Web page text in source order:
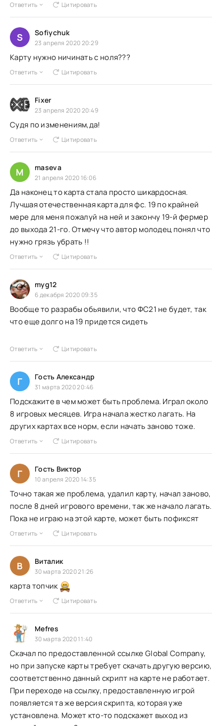
Ответить Цитировать
S Sofiychuk
23 апреля 2020 20:29
Карту нужно ничинать с ноля???
Ответить Цитировать
Fixer
23 апреля 2020 20:49
Судя по изменениям,да!
Ответить Цитировать
M maseva
21 апреля 2020 16:06
Да наконец то карта стала просто шикардосная.
Лучшая отечественная карта для фс. 19 по крайней
мере для меня пожалуй на ней и закончу 19-й фермер
до выхода 21-го. Отмечу что автор молодец понял что
нужно грязь убрать !!
Ответить Цитировать
myg12
6 декабря 2020 09:35
Вообще то разрабы обьявили, что ФС21 не будет, так
что еще долго на 19 придется сидеть
Ответить Цитировать
Г Гость Александр
31 марта 2020 20:46
Подскажите в чем может быть проблема. Играл около
8 игровых месяцев. Игра начала жестко лагать. На
других картах все норм, если начать заново тоже.
Ответить Цитировать
Г Гость Виктор
10 апреля 2020 14:35
Точно такая же проблема, удалил карту, начал заново,
после 8 дней игрового времени, так же начало лагать.
Пока не играю на этой карте, может быть пофиксят
Ответить Цитировать
В Виталик
30 марта 2020 21:26
карта топчик
Ответить Цитировать
Mefres
30 марта 2020 11:40
Скачал по предоставленной ссылке Global Companу,
но при запуске карты требует скачать другую версию,
соответственно данный скрипт на карте не работает.
При переходе на ссылку, предоставленную игрой
появляется та же версия скрипта, которая уже
установлена. Может кто-то подскажет выход из